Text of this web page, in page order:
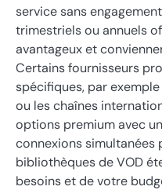
service sans
trimestriels ou annuels
avantageux et
Certains fournisseurs
spécifiques, par
ou les chaînes
options premium avec
connexions simultanées
bibliothèques de VOD
besoins et de votre